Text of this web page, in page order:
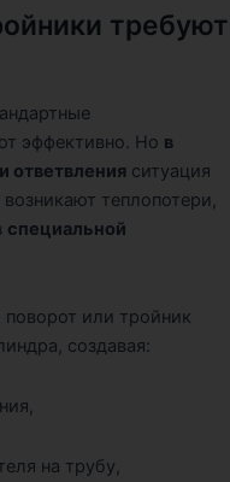
требуют
эффективно. Но в
ответвления ситуация
теплопотери,
специальной
или тройник
создавая:
на трубу,